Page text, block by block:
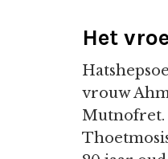
Het
vrouw
Mutnofret.